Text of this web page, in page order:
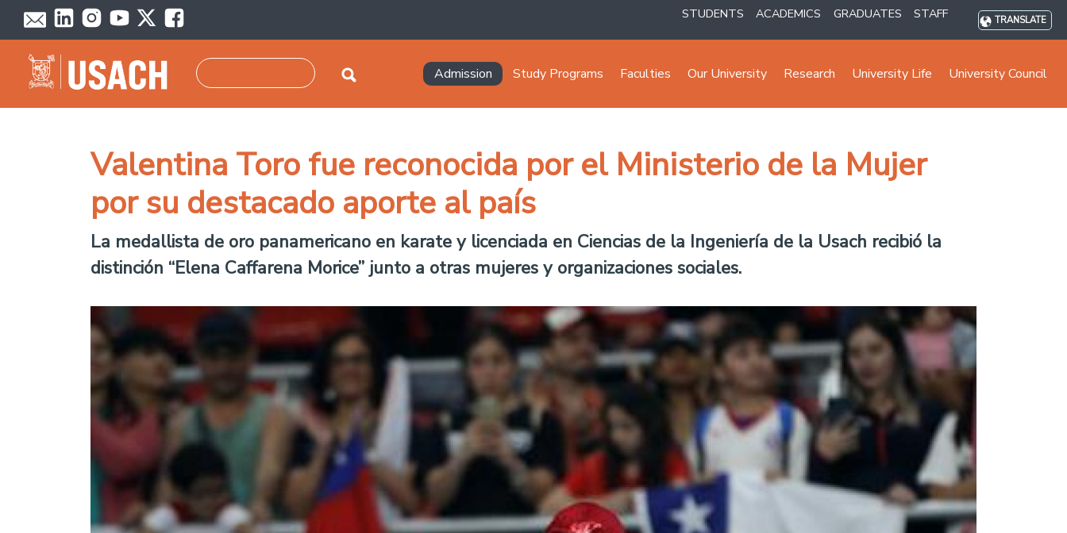
Skip to main content STUDENTS ACADEMICS GRADUATES STAFF TRANSLATE
Navegación principal
Admission Study Programs Faculties Our University Research University Life University Council
Valentina Toro fue reconocida por el Ministerio de la Mujer
por su destacado aporte al país
La medallista de oro panamericano en karate y licenciada en Ciencias de la Ingeniería de la Usach recibió la
distinción “Elena Caffarena Morice” junto a otras mujeres y organizaciones sociales.